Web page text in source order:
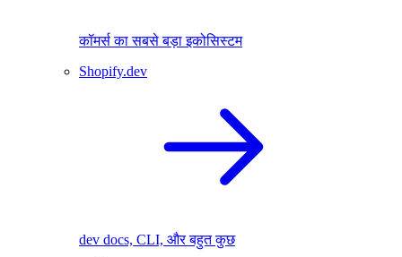
कॉमर्स का सबसे बड़ा इकोसिस्टम
Shopify.dev
dev docs, CLI, और बहुत कुछ